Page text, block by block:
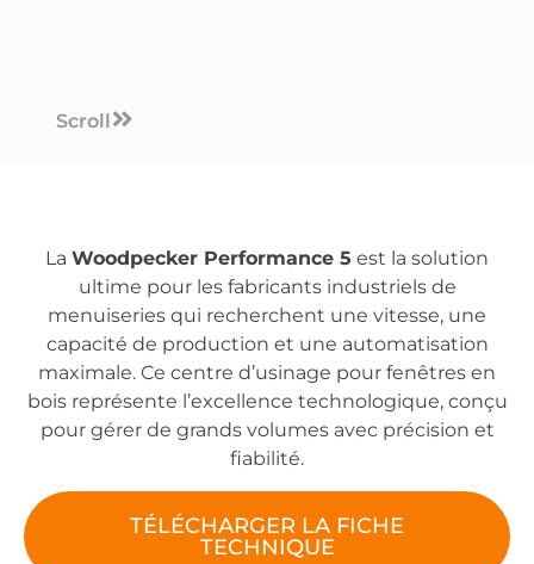
Scroll
La Woodpecker Performance 5 est la solution
ultime pour les fabricants industriels de
menuiseries qui recherchent une vitesse, une
capacité de production et une automatisation
maximale. Ce centre d’usinage pour fenêtres en
bois représente l’excellence technologique, conçu
pour gérer de grands volumes avec précision et
fiabilité.
TÉLÉCHARGER LA FICHE
TECHNIQUE